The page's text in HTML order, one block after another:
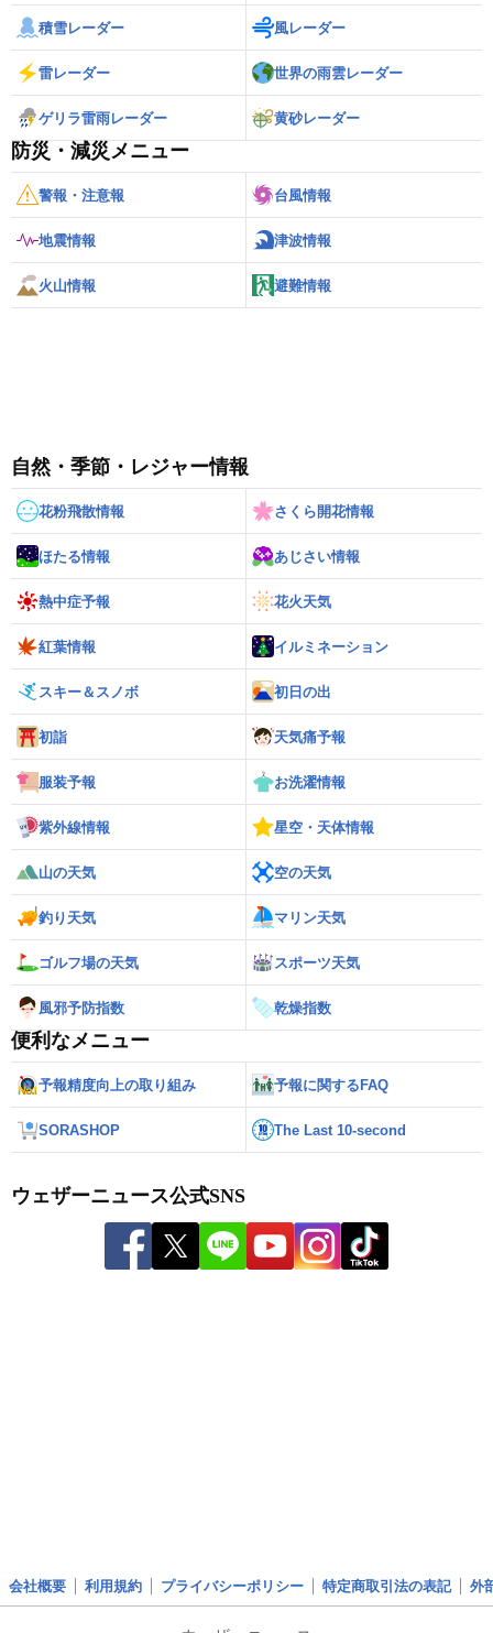
積雪レーダー 風レーダー
雷レーダー 世界の雨雲レーダー
ゲリラ雷雨レーダー 黄砂レーダー
防災・減災メニュー
警報・注意報 台風情報
地震情報 津波情報
火山情報 避難情報
自然・季節・レジャー情報
花粉飛散情報 さくら開花情報
ほたる情報 あじさい情報
熱中症予報 花火天気
紅葉情報 イルミネーション
スキー＆スノボ 初日の出
初詣 天気痛予報
服装予報 お洗濯情報
紫外線情報 星空・天体情報
山の天気 空の天気
釣り天気 マリン天気
ゴルフ場の天気 スポーツ天気
風邪予防指数 乾燥指数
便利なメニュー
予報精度向上の取り組み 予報に関するFAQ
SORASHOP The Last 10-second
ウェザーニュース公式SNS
会社概要 利用規約 プライバシーポリシー 特定商取引法の表記 外